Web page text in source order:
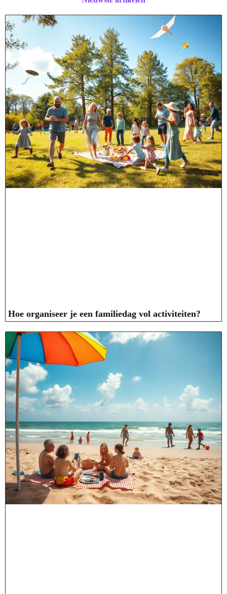
Hoe organiseer je een familiedag vol activiteiten?